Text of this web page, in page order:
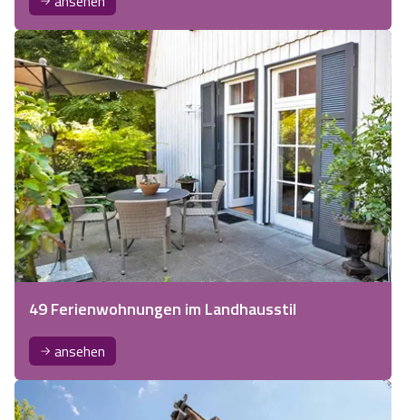
49 Ferienwohnungen im Landhausstil
ansehen